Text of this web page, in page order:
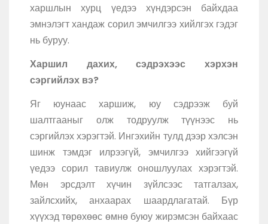
харшлын хурц үедээ хүндэрсэн байхдаа
эмнэлэгт хандаж сорил эмчилгээ хийлгэх гэдэг
нь буруу.
Харшил дахих, сэдрэхээс хэрхэн
сэргийлэх вэ?
Яг юунаас харшиж, юу сэдрээж буй
шалтгааныг олж тодруулж түүнээс нь
сэргийлэх хэрэгтэй. Ингэхийн тулд дээр хэлсэн
шинж тэмдэг илрээгүй, эмчилгээ хийгээгүй
үедээ сорил тавиулж оношлуулах хэрэгтэй.
Мөн эрсдэлт хүчин зүйлсээс татгалзах,
зайлсхийх, анхаарах шаардлагатай. Бүр
хүүхэд төрөхөөс өмнө буюу жирэмсэн байхаас